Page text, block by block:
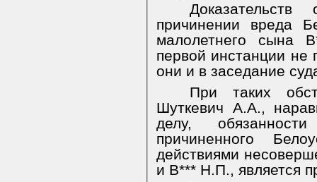
причинении вреда
малолетнего сына
первой инстанции не
они и в заседание
При таких
Шуткевич А.А.,
делу,
причиненного
действиями
и В*** Н.П., является